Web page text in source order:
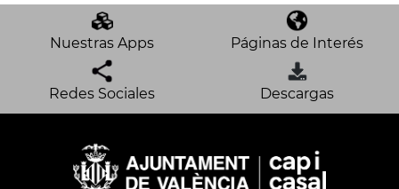
Nuestras Apps Páginas de Interés
Redes Sociales Descargas